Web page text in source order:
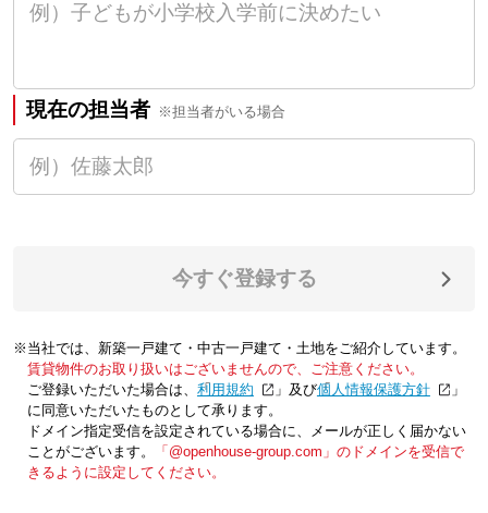
現在の担当者 ※担当者がいる場合
今すぐ登録する
※当社では、新築一戸建て・中古一戸建て・土地をご紹介しています。
賃貸物件のお取り扱いはございませんので、ご注意ください。
ご登録いただいた場合は、「利用規約 」及び「個人情報保護方針
」
に同意いただいたものとして承ります。
ドメイン指定受信を設定されている場合に、メールが正しく届かない
ことがございます。
「@openhouse-group.com」のドメインを受信で
きるように設定してください。